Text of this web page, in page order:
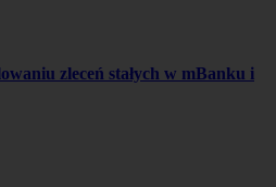
zleceń stałych w mBanku i